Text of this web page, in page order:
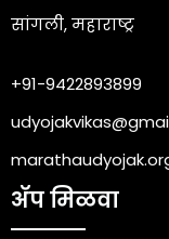
सांगली, महाराष्ट्र
+91-9422893899
ॲप मिळवा